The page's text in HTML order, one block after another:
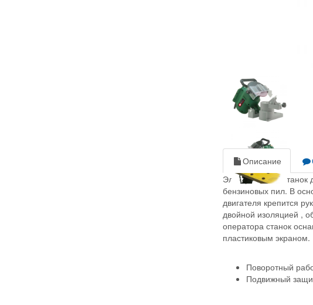
Описание
Электрический
бензиновых пил. В
двигателя крепится
двойной изоляцией ,
оператора станок
пластиковым экраном.
Поворотный
Подвижный